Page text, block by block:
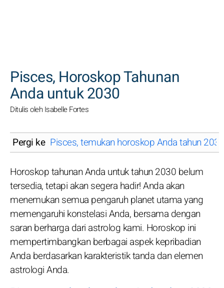
Pisces, Horoskop Tahunan
Anda untuk 2030
Ditulis oleh Isabelle Fortes
Pergi ke Pisces, temukan horoskop Anda tahun
Horoskop tahunan Anda untuk tahun 2030 belum
tersedia, tetapi akan segera hadir! Anda akan
menemukan semua pengaruh planet utama yang
memengaruhi konstelasi Anda, bersama dengan
saran berharga dari astrolog kami. Horoskop ini
mempertimbangkan berbagai aspek kepribadian
Anda berdasarkan karakteristik tanda dan elemen
astrologi Anda.